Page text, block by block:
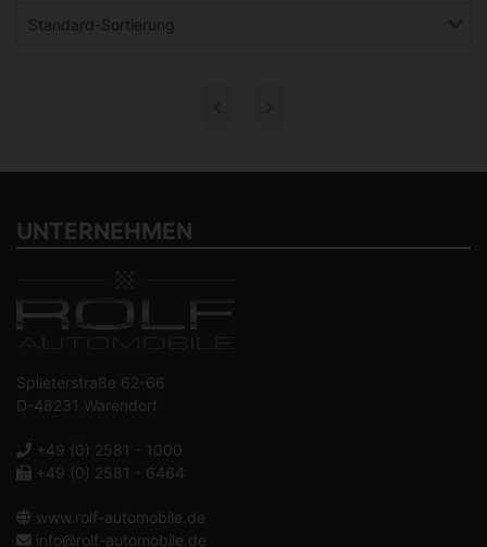
Standard-Sortierung
UNTERNEHMEN
Splieterstraße 62-66
D-48231 Warendorf
+49 (0) 2581 - 1000
+49 (0) 2581 - 6464
www.rolf-automobile.de
info@rolf-automobile.de